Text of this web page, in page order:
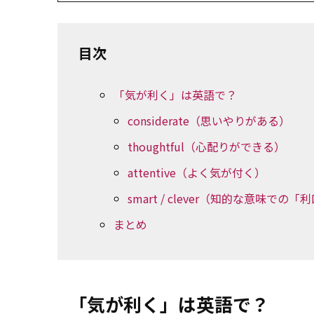
目次
「気が利く」は英語で？
considerate（思いやりがある）
thoughtful（心配りができる）
attentive（よく気が付く）
smart / clever（知的な意味での「
まとめ
「気が利く」は英語で？